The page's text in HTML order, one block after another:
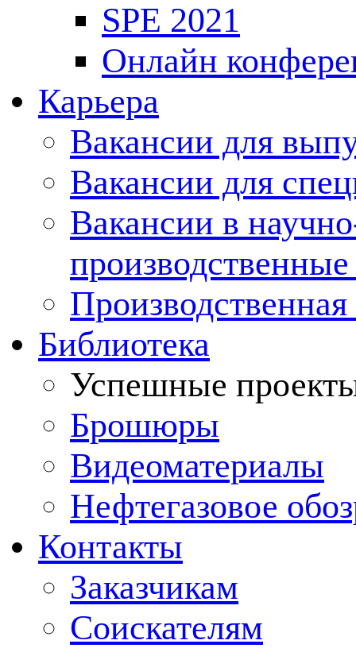
SPE 2021
Онлайн
Карьера
Вакансии для
Вакансии для
Вакансии в
Производственная
Библиотека
Успешные
Брошюры
Видеоматериалы
Нефтегазовое
Контакты
Заказчикам
Соискателям